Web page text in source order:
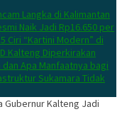
Langka di Kalimantan
Naik Jadi Rp16.650 per
Ciri “Kartini Modern” di
Kalteng Diperkirakan
Apa Manfaatnya bagi
Sukamara Tidak
Gubernur Kalteng Jadi